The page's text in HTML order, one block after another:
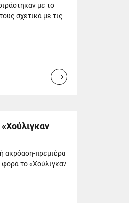
με το
σχετικά με τις
Read
ακρόαση-πρεμιέρα
το «Χούλιγκαν